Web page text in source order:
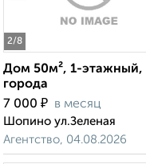
2/8
Дом 50м², 1-этажный,
города
7 000 ₽ в месяц
Шопино ул.Зеленая
Агентство, 04.08.2026